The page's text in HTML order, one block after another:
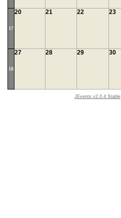
17
20 21 22 23
18
27 28 29 30
JEvents v2.0.4 Stable